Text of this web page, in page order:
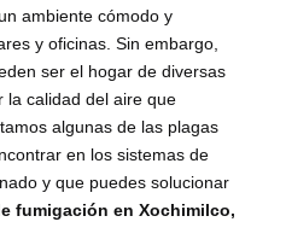
ambiente cómodo y
y oficinas. Sin embargo,
ser el hogar de diversas
la calidad del aire que
algunas de las plagas
en los sistemas de
y que puedes solucionar
fumigación en Xochimilco,